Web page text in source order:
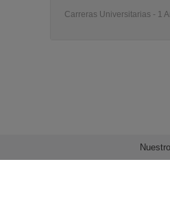
Carreras Universitarias - 1